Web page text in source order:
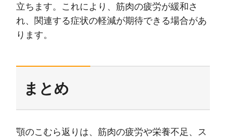
立ちます。これにより、筋肉の疲労が緩和さ
れ、関連する症状の軽減が期待できる場合があ
ります。
まとめ
顎のこむら返りは、筋肉の疲労や栄養不足、ス